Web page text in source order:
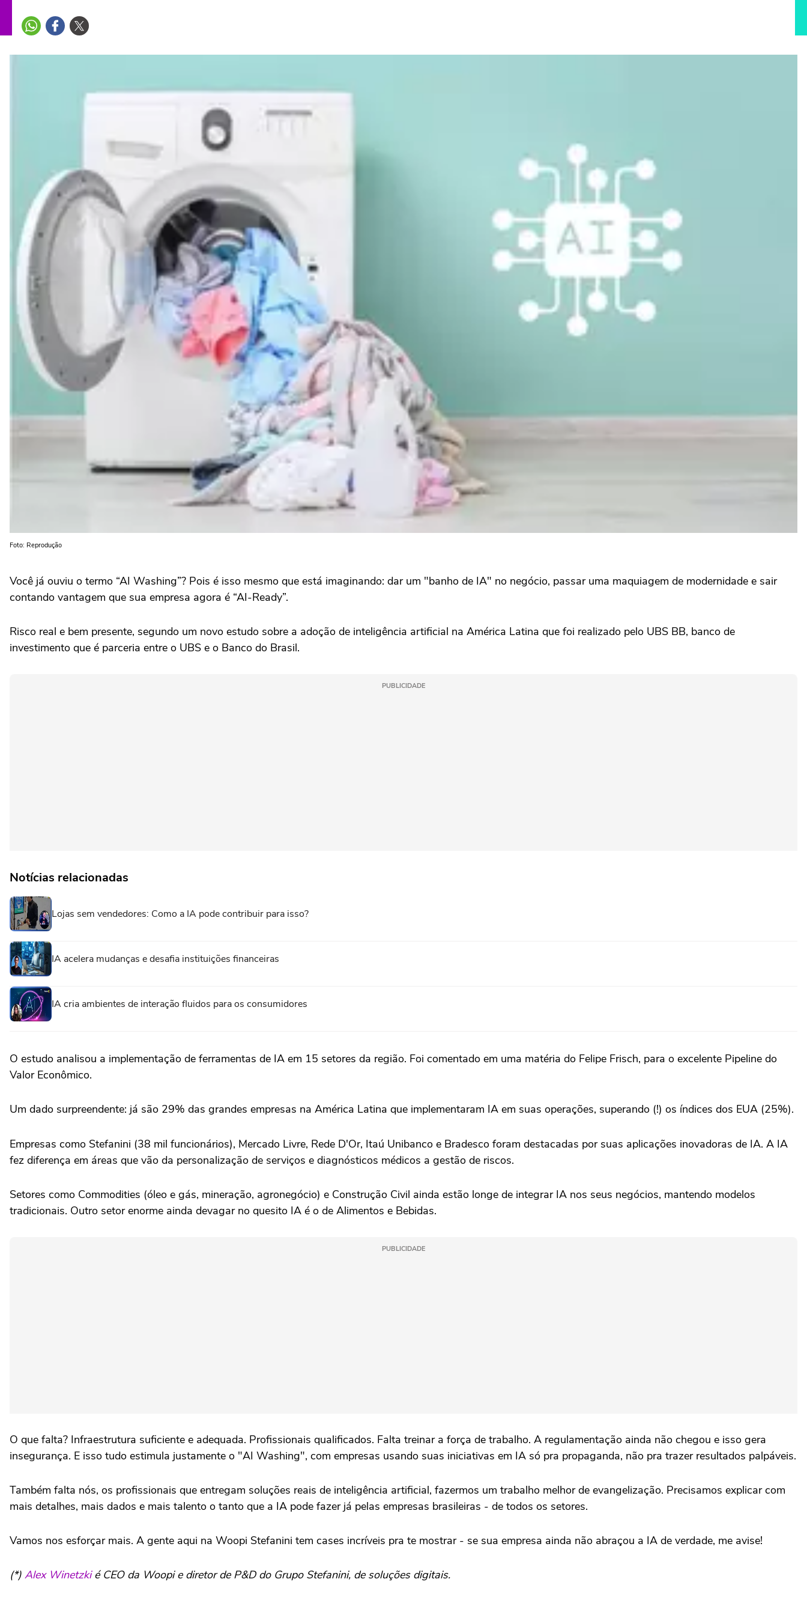
Foto: Reprodução
Você já ouviu o termo “AI Washing”? Pois é isso mesmo que está imaginando: dar um "banho de IA" no negócio, passar uma maquiagem de modernidade e sair
contando vantagem que sua empresa agora é “AI-Ready”.
Risco real e bem presente, segundo um novo estudo sobre a adoção de inteligência artificial na América Latina que foi realizado pelo UBS BB, banco de
investimento que é parceria entre o UBS e o Banco do Brasil.
PUBLICIDADE
Notícias relacionadas
Lojas sem vendedores: Como a IA pode contribuir para isso?
IA acelera mudanças e desafia instituições financeiras
IA cria ambientes de interação fluidos para os consumidores
O estudo analisou a implementação de ferramentas de IA em 15 setores da região. Foi comentado em uma matéria do Felipe Frisch, para o excelente Pipeline do
Valor Econômico.
Um dado surpreendente: já são 29% das grandes empresas na América Latina que implementaram IA em suas operações, superando (!) os índices dos EUA (25%).
Empresas como Stefanini (38 mil funcionários), Mercado Livre, Rede D'Or, Itaú Unibanco e Bradesco foram destacadas por suas aplicações inovadoras de IA. A IA
fez diferença em áreas que vão da personalização de serviços e diagnósticos médicos a gestão de riscos.
Setores como Commodities (óleo e gás, mineração, agronegócio) e Construção Civil ainda estão longe de integrar IA nos seus negócios, mantendo modelos
tradicionais. Outro setor enorme ainda devagar no quesito IA é o de Alimentos e Bebidas.
PUBLICIDADE
O que falta? Infraestrutura suficiente e adequada. Profissionais qualificados. Falta treinar a força de trabalho. A regulamentação ainda não chegou e isso gera
insegurança. E isso tudo estimula justamente o "AI Washing", com empresas usando suas iniciativas em IA só pra propaganda, não pra trazer resultados palpáveis.
Também falta nós, os profissionais que entregam soluções reais de inteligência artificial, fazermos um trabalho melhor de evangelização. Precisamos explicar com
mais detalhes, mais dados e mais talento o tanto que a IA pode fazer já pelas empresas brasileiras - de todos os setores.
Vamos nos esforçar mais. A gente aqui na Woopi Stefanini tem cases incríveis pra te mostrar - se sua empresa ainda não abraçou a IA de verdade, me avise!
(*) Alex Winetzkié CEO da Woopi e diretor de P&D do Grupo Stefanini, de soluções digitais.